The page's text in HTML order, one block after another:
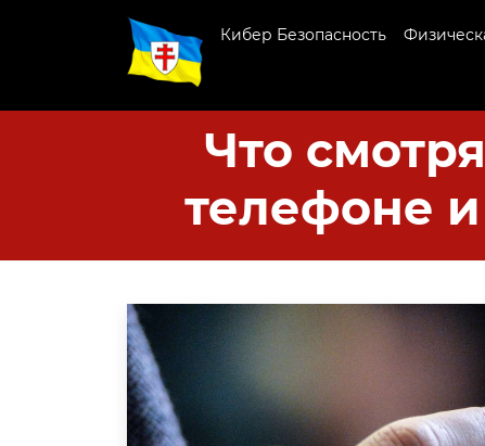
Кибер Безопасность
Что
телефоне